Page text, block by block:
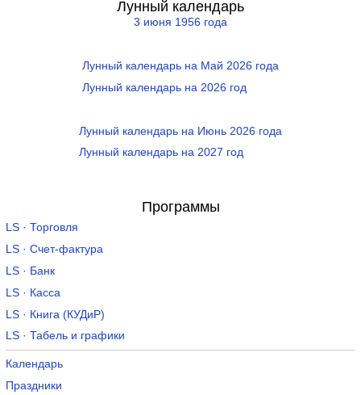
Лунный календарь
3 июня 1956 года
Лунный календарь на Май 2026 года
Лунный календарь на 2026 год
Лунный календарь на Июнь 2026 года
Лунный календарь на 2027 год
Программы
LS · Торговля
LS · Счет-фактура
LS · Банк
LS · Касса
LS · Книга (КУДиР)
LS · Табель и графики
Календарь
Праздники